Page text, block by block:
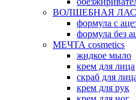
ВОЛШЕБНАЯ ЛАСКА
формула с
формула без
МЕЧТА cosmetics
жидкое мыло
крем для лица
скраб для
крем для рук